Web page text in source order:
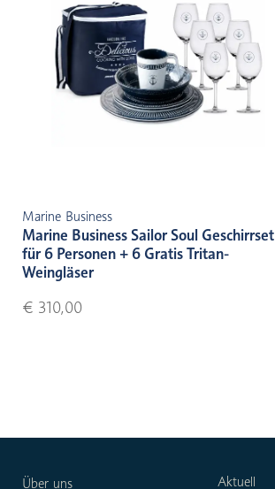
Marine Business
Marine Business Sailor Soul Geschirrset
für 6 Personen + 6 Gratis Tritan-
Weingläser
€ 310,00
Über uns Aktuell